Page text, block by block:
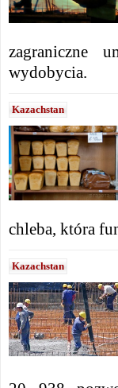
zagraniczne
wydobycia.
Kazachstan
chleba, która
Kazachstan